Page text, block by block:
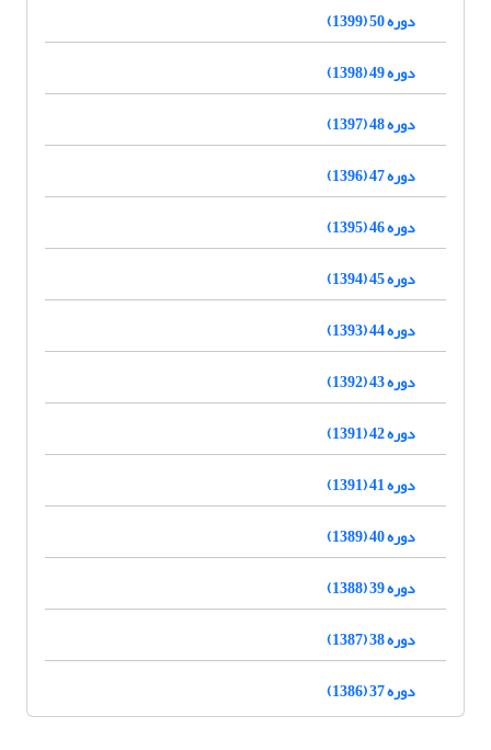
دوره 50 (1399)
دوره 49 (1398)
دوره 48 (1397)
دوره 47 (1396)
دوره 46 (1395)
دوره 45 (1394)
دوره 44 (1393)
دوره 43 (1392)
دوره 42 (1391)
دوره 41 (1391)
دوره 40 (1389)
دوره 39 (1388)
دوره 38 (1387)
دوره 37 (1386)